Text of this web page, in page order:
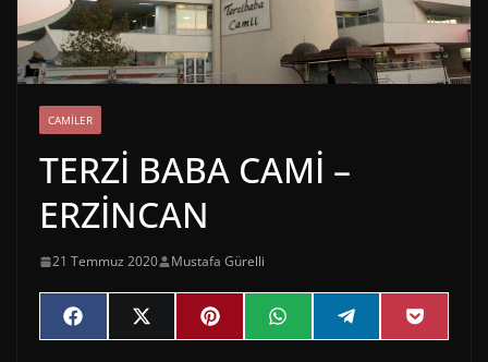
CAMILER
TERZİ BABA CAMİ –
ERZİNCAN
21 Temmuz 2020 Mustafa Gürelli
Share
on
F
a
Share
on
X
(
Share
on
P
i
Share
on
W
h
Share
on
e
Share
on
P
o